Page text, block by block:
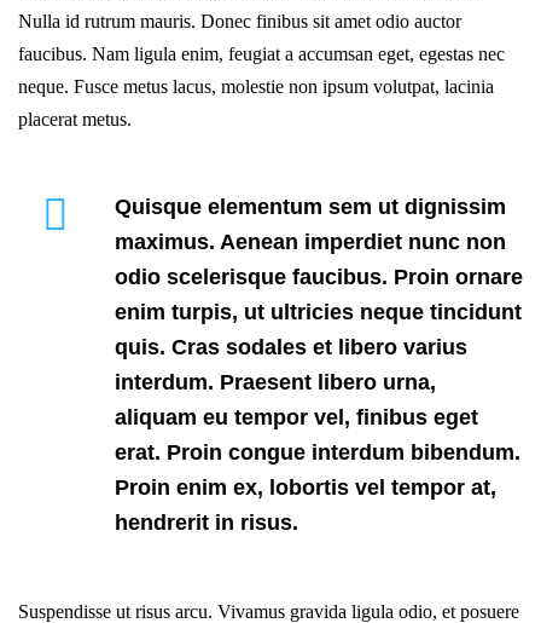
Nulla id rutrum mauris. Donec finibus sit amet odio auctor
faucibus. Nam ligula enim, feugiat a accumsan eget, egestas nec
neque. Fusce metus lacus, molestie non ipsum volutpat, lacinia
placerat metus.
Quisque elementum sem ut dignissim
maximus. Aenean imperdiet nunc non
odio scelerisque faucibus. Proin ornare
enim turpis, ut ultricies neque tincidunt
quis. Cras sodales et libero varius
interdum. Praesent libero urna,
aliquam eu tempor vel, finibus eget
erat. Proin congue interdum bibendum.
Proin enim ex, lobortis vel tempor at,
hendrerit in risus.
Suspendisse ut risus arcu. Vivamus gravida ligula odio, et posuere